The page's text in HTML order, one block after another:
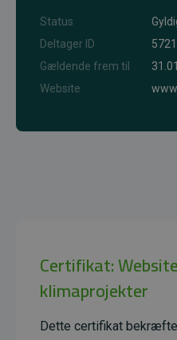
Status
Deltager ID
5721
Gældende frem til
Website
Certifikat:
klimaprojekter
Dette certifikat